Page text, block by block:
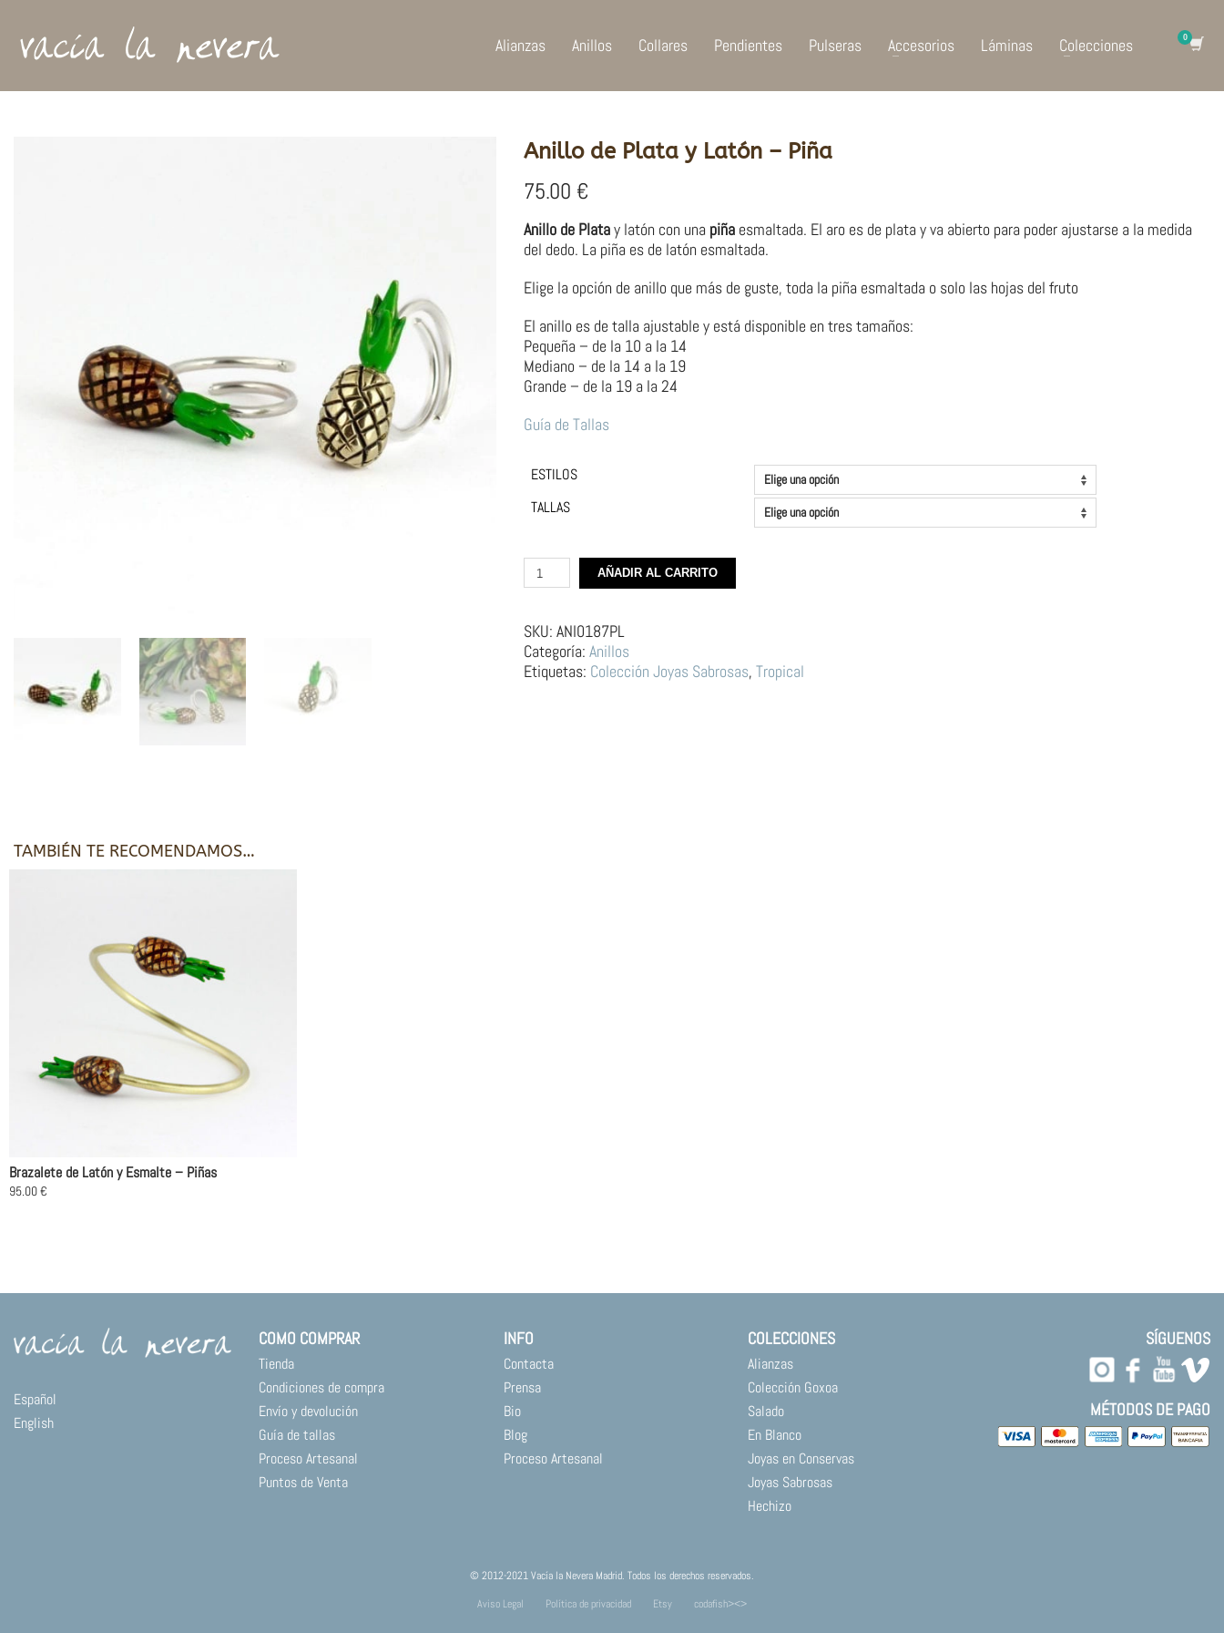
Alianzas Anillos Collares Pendientes Pulseras Accesorios Láminas Colecciones
Anillo de Plata y Latón – Piña
75.00 €
Anillo de Platay latón con una piña esmaltada. El aro es de plata y va abierto para poder ajustarse a la medida
del dedo. La piña es de latón esmaltada.
Elige la opción de anillo que más de guste, toda la piña esmaltada o solo las hojas del fruto
El anillo es de talla ajustable y está disponible en tres tamaños:
Pequeña – de la 10 a la 14
Mediano – de la 14 a la 19
Grande – de la 19 a la 24
Guía de Tallas
ESTILOS
TALLAS
Anillo
de
y
Latón
–
Piña
AÑADIR AL CARRITO
SKU: ANI0187PL
Categoría: Anillos
Etiquetas: Colección Joyas Sabrosas, Tropical
TAMBIÉN TE RECOMENDAMOS…
Brazalete de Latón y Esmalte – Piñas
95.00€
Español
English
COMO COMPRAR
Tienda
Condiciones de compra
Envío y devolución
Guía de tallas
Proceso Artesanal
Puntos de Venta
INFO
Contacta
Prensa
Bio
Blog
Proceso Artesanal
COLECCIONES
Alianzas
Colección Goxoa
Salado
En Blanco
Joyas en Conservas
Joyas Sabrosas
Hechizo
SÍGUENOS
MÉTODOS DE PAGO
© 2012-2021 Vacía la Nevera Madrid. Todos los derechos reservados.
Aviso Legal
Política de privacidad Etsy codafish><>